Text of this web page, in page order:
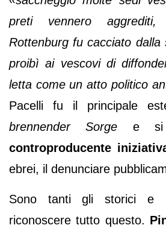
preti vennero
Rottenburg fu cacciato dalla
proibì ai vescovi di
letta come un atto politico
Pacelli fu il principale
brennender Sorge e si
controproducente
ebrei, il denunciare
Sono tanti gli storici e
riconoscere tutto questo.